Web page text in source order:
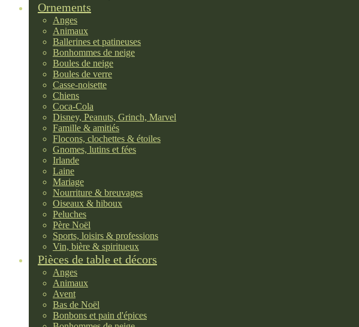
Ornements
Anges
Animaux
Ballerines et patineuses
Bonhommes de neige
Boules de neige
Boules de verre
Casse-noisette
Chiens
Coca-Cola
Disney, Peanuts, Grinch, Marvel
Famille & amitiés
Flocons, clochettes & étoiles
Gnomes, lutins et fées
Irlande
Laine
Mariage
Nourriture & breuvages
Oiseaux & hiboux
Peluches
Père Noël
Sports, loisirs & professions
Vin, bière & spiritueux
Pièces de table et décors
Anges
Animaux
Avent
Bas de Noël
Bonbons et pain d'épices